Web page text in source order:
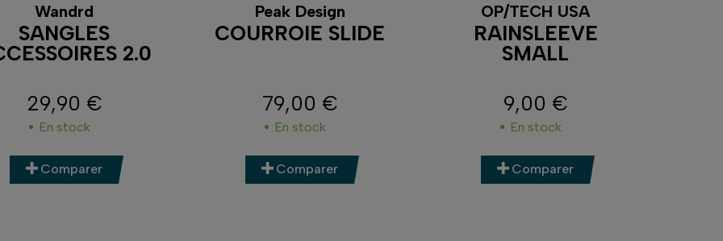
Wandrd
SANGLES
2.0
Prix
29,90 €
En stock
Comparer
Peak Design
COURROIE SLIDE
Prix
79,00 €
En stock
Comparer
OP/TECH USA
RAINSLEEVE
SMALL
Prix
9,00 €
En stock
Comparer